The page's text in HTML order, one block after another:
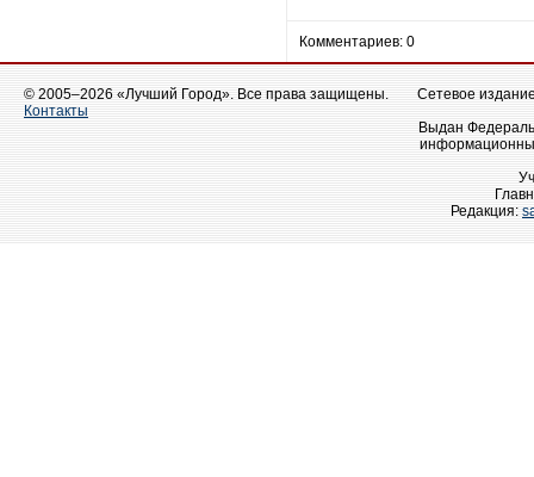
Комментариев: 0
© 2005–2026 «Лучший Город». Все права защищены.
Контакты
Сетевое
Выдан
Редакция: